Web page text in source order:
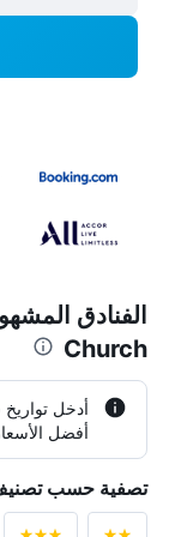
Church
أدخل
أفضل
تصفية حسب